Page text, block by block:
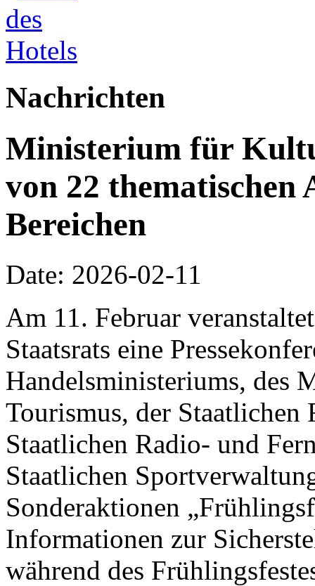
Nachrichten
Ministerium für
von 22
Bereichen
Date: 2026-02-11
Am 11. Februar
Staatsrats eine
Handelsministeriums, des
Tourismus, der Staatlichen
Staatlichen Radio- und
Staatlichen
Sonderaktionen
Informationen zur
während des